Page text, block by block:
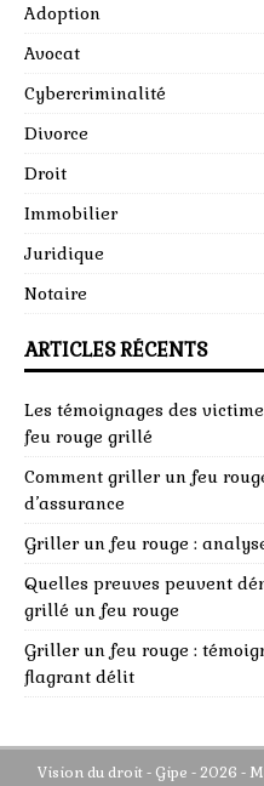
Adoption
Avocat
Cybercriminalité
Divorce
Droit
Immobilier
Juridique
Notaire
ARTICLES RÉCENTS
Les témoignages des
feu rouge grillé
Comment griller un feu
d’assurance
Griller un feu rouge :
Quelles preuves peuvent
grillé un feu rouge
Griller un feu rouge :
flagrant délit
Vision du droit - Gipe - 2026 -